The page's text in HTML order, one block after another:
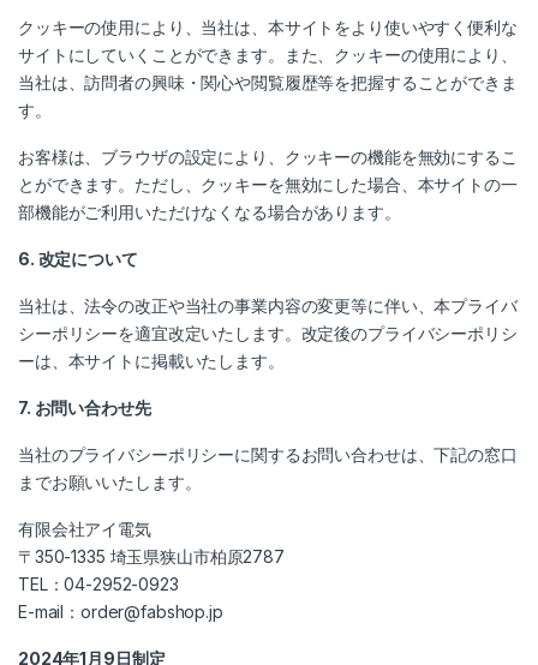
クッキーの使用により、当社は、本サイトをより使いやすく便利な
サイトにしていくことができます。また、クッキーの使用により、
当社は、訪問者の興味・関心や閲覧履歴等を把握することができま
す。
お客様は、ブラウザの設定により、クッキーの機能を無効にするこ
とができます。ただし、クッキーを無効にした場合、本サイトの一
部機能がご利用いただけなくなる場合があります。
6. 改定について
当社は、法令の改正や当社の事業内容の変更等に伴い、本プライバ
シーポリシーを適宜改定いたします。改定後のプライバシーポリシ
ーは、本サイトに掲載いたします。
7. お問い合わせ先
当社のプライバシーポリシーに関するお問い合わせは、下記の窓口
までお願いいたします。
有限会社アイ電気
〒350-1335 埼玉県狭山市柏原2787
TEL：04-2952-0923
E-mail：order@fabshop.jp
2024年1月9日制定